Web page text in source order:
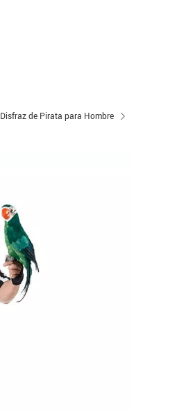
Disfraz de Pirata para Hombre